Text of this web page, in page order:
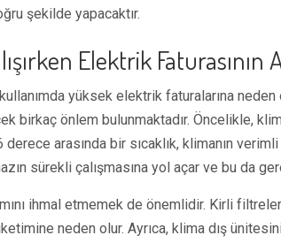
şekilde yapacaktır.
Elektrik Faturasının
yüksek elektrik faturalarına
birkaç önlem bulunmaktadır. Öncelikle,
derece arasında bir sıcaklık, klimanın
sürekli çalışmasına yol açar ve bu da
ihmal etmemek de önemlidir. Kirli
neden olur. Ayrıca, klima dış